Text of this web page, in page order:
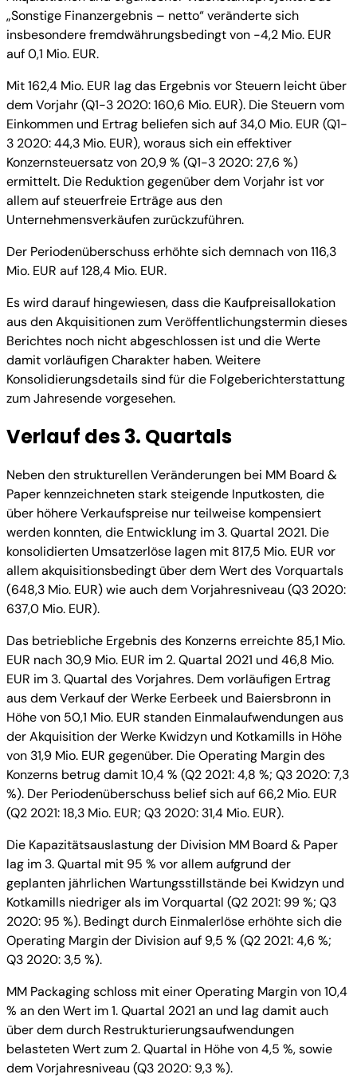
„Sonstige Finanzergebnis – netto“ veränderte sich
insbesondere fremdwährungsbedingt von -4,2 Mio. EUR
auf 0,1 Mio. EUR.
Mit 162,4 Mio. EUR lag das Ergebnis vor Steuern leicht über
dem Vorjahr (Q1-3 2020: 160,6 Mio. EUR). Die Steuern vom
Einkommen und Ertrag beliefen sich auf 34,0 Mio. EUR (Q1-
3 2020: 44,3 Mio. EUR), woraus sich ein effektiver
Konzernsteuersatz von 20,9 % (Q1-3 2020: 27,6 %)
ermittelt. Die Reduktion gegenüber dem Vorjahr ist vor
allem auf steuerfreie Erträge aus den
Unternehmensverkäufen zurückzuführen.
Der Periodenüberschuss erhöhte sich demnach von 116,3
Mio. EUR auf 128,4 Mio. EUR.
Es wird darauf hingewiesen, dass die Kaufpreisallokation
aus den Akquisitionen zum Veröffentlichungstermin dieses
Berichtes noch nicht abgeschlossen ist und die Werte
damit vorläufigen Charakter haben. Weitere
Konsolidierungsdetails sind für die Folgeberichterstattung
zum Jahresende vorgesehen.
Verlauf des 3. Quartals
Neben den strukturellen Veränderungen bei MM Board &
Paper kennzeichneten stark steigende Inputkosten, die
über höhere Verkaufspreise nur teilweise kompensiert
werden konnten, die Entwicklung im 3. Quartal 2021. Die
konsolidierten Umsatzerlöse lagen mit 817,5 Mio. EUR vor
allem akquisitionsbedingt über dem Wert des Vorquartals
(648,3 Mio. EUR) wie auch dem Vorjahresniveau (Q3 2020:
637,0 Mio. EUR).
Das betriebliche Ergebnis des Konzerns erreichte 85,1 Mio.
EUR nach 30,9 Mio. EUR im 2. Quartal 2021 und 46,8 Mio.
EUR im 3. Quartal des Vorjahres. Dem vorläufigen Ertrag
aus dem Verkauf der Werke Eerbeek und Baiersbronn in
Höhe von 50,1 Mio. EUR standen Einmalaufwendungen aus
der Akquisition der Werke Kwidzyn und Kotkamills in Höhe
von 31,9 Mio. EUR gegenüber. Die Operating Margin des
Konzerns betrug damit 10,4 % (Q2 2021: 4,8 %; Q3 2020: 7,3
%). Der Periodenüberschuss belief sich auf 66,2 Mio. EUR
(Q2 2021: 18,3 Mio. EUR; Q3 2020: 31,4 Mio. EUR).
Die Kapazitätsauslastung der Division MM Board & Paper
lag im 3. Quartal mit 95 % vor allem aufgrund der
geplanten jährlichen Wartungsstillstände bei Kwidzyn und
Kotkamills niedriger als im Vorquartal (Q2 2021: 99 %; Q3
2020: 95 %). Bedingt durch Einmalerlöse erhöhte sich die
Operating Margin der Division auf 9,5 % (Q2 2021: 4,6 %;
Q3 2020: 3,5 %).
MM Packaging schloss mit einer Operating Margin von 10,4
% an den Wert im 1. Quartal 2021 an und lag damit auch
über dem durch Restrukturierungsaufwendungen
belasteten Wert zum 2. Quartal in Höhe von 4,5 %, sowie
dem Vorjahresniveau (Q3 2020: 9,3 %).